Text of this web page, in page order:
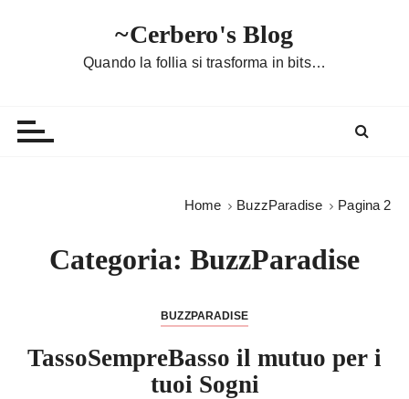
~Cerbero's Blog
Quando la follia si trasforma in bits…
Home BuzzParadise Pagina 2
Categoria: BuzzParadise
BUZZPARADISE
TassoSempreBasso il mutuo per i
tuoi Sogni